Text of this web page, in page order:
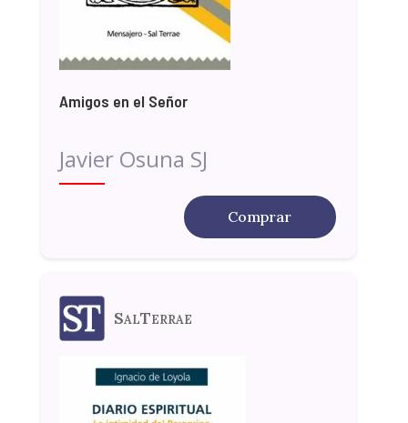
Amigos en el Señor
Javier Osuna SJ
Comprar
SalTerrae